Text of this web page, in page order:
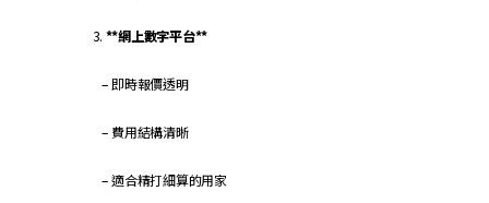
3. **網上數字平台**
– 即時報價透明
– 費用結構清晰
– 適合精打細算的用家